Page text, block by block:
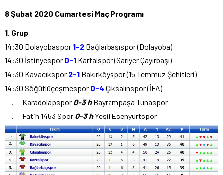
8 Şubat 2020 Cumartesi Maç Programı
1. Grup
14:30 Dolayobaspor 1-2 Bağlarbaşıspor (Dolayoba)
14:30 İstinyespor 0-1 Kartalspor (Sarıyer Çayırbaşı)
14:30 Kavacıkspor 2-1 Bakırköyspor (15 Temmuz Şehitleri)
14:30 Söğütlüçeşmespor 0-4 Çıksalınspor (İFA)
— . — Karadolapspor 0-3 hBayrampaşa Tunaspor
— . — Fatih 1453 Spor 0-3 hYeşil Esenyurtspor